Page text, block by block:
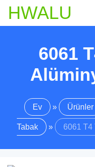
HWALU
6061
Ev » Ürünler
Tabak » 6061 T4